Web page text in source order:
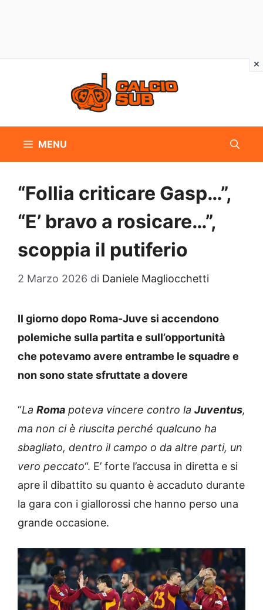
MENU
“Follia criticare Gasp…”,
“E’ bravo a rosicare…”,
scoppia il putiferio
2 Marzo 2026 di Daniele Magliocchetti
Il giorno dopo Roma-Juve si accendono
polemiche sulla partita e sull’opportunità
che potevamo avere entrambe le squadre e
non sono state sfruttate a dovere
“La Roma poteva vincere contro la Juventus,
ma non ci è riuscita perché qualcuno ha
sbagliato, dentro il campo o da altre parti, un
vero peccato“. E’ forte l’accusa in diretta e si
apre il dibattito su quanto è accaduto durante
la gara con i giallorossi che hanno perso una
grande occasione.